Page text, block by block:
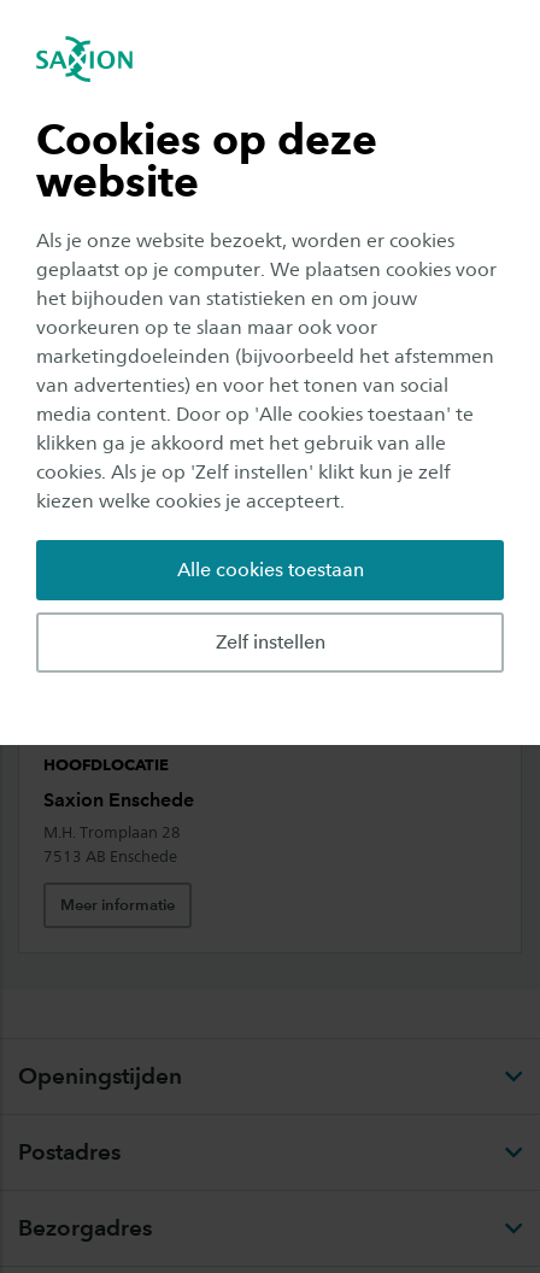
Cookies op deze
website
Als je onze website bezoekt, worden er cookies
geplaatst op je computer. We plaatsen cookies voor
het bijhouden van statistieken en om jouw
voorkeuren op te slaan maar ook voor
marketingdoeleinden (bijvoorbeeld het afstemmen
van advertenties) en voor het tonen van social
media content. Door op 'Alle cookies toestaan' te
klikken ga je akkoord met het gebruik van alle
cookies. Als je op 'Zelf instellen' klikt kun je zelf
kiezen welke cookies je accepteert.
Zelf instellen
Alle cookies toestaan
Navigatie openen
tonen
tonen
tonen
tonen
sluiten
Home Over Saxion
Enschede
Op 5 minuten loopafstand van het Centraal
Alle leslocaties vind je rondom het
hoofdgebouw.
HOOFDLOCATIE
HOOFDLOCATIE
Saxion Enschede
M.H. Tromplaan 28
7513 AB Enschede
Meer informatie
Openingstijden
Postadres
Bezorgadres